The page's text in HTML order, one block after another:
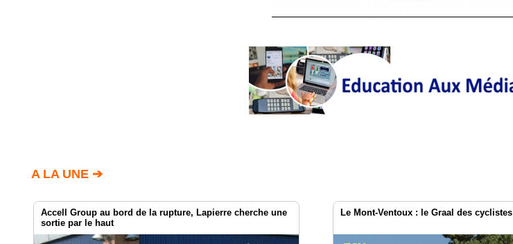
A LA UNE ➔
Accell Group au bord de la rupture, Lapierre cherche une
sortie par le haut
Le Mont-Ventoux : le Graal des cyclistes